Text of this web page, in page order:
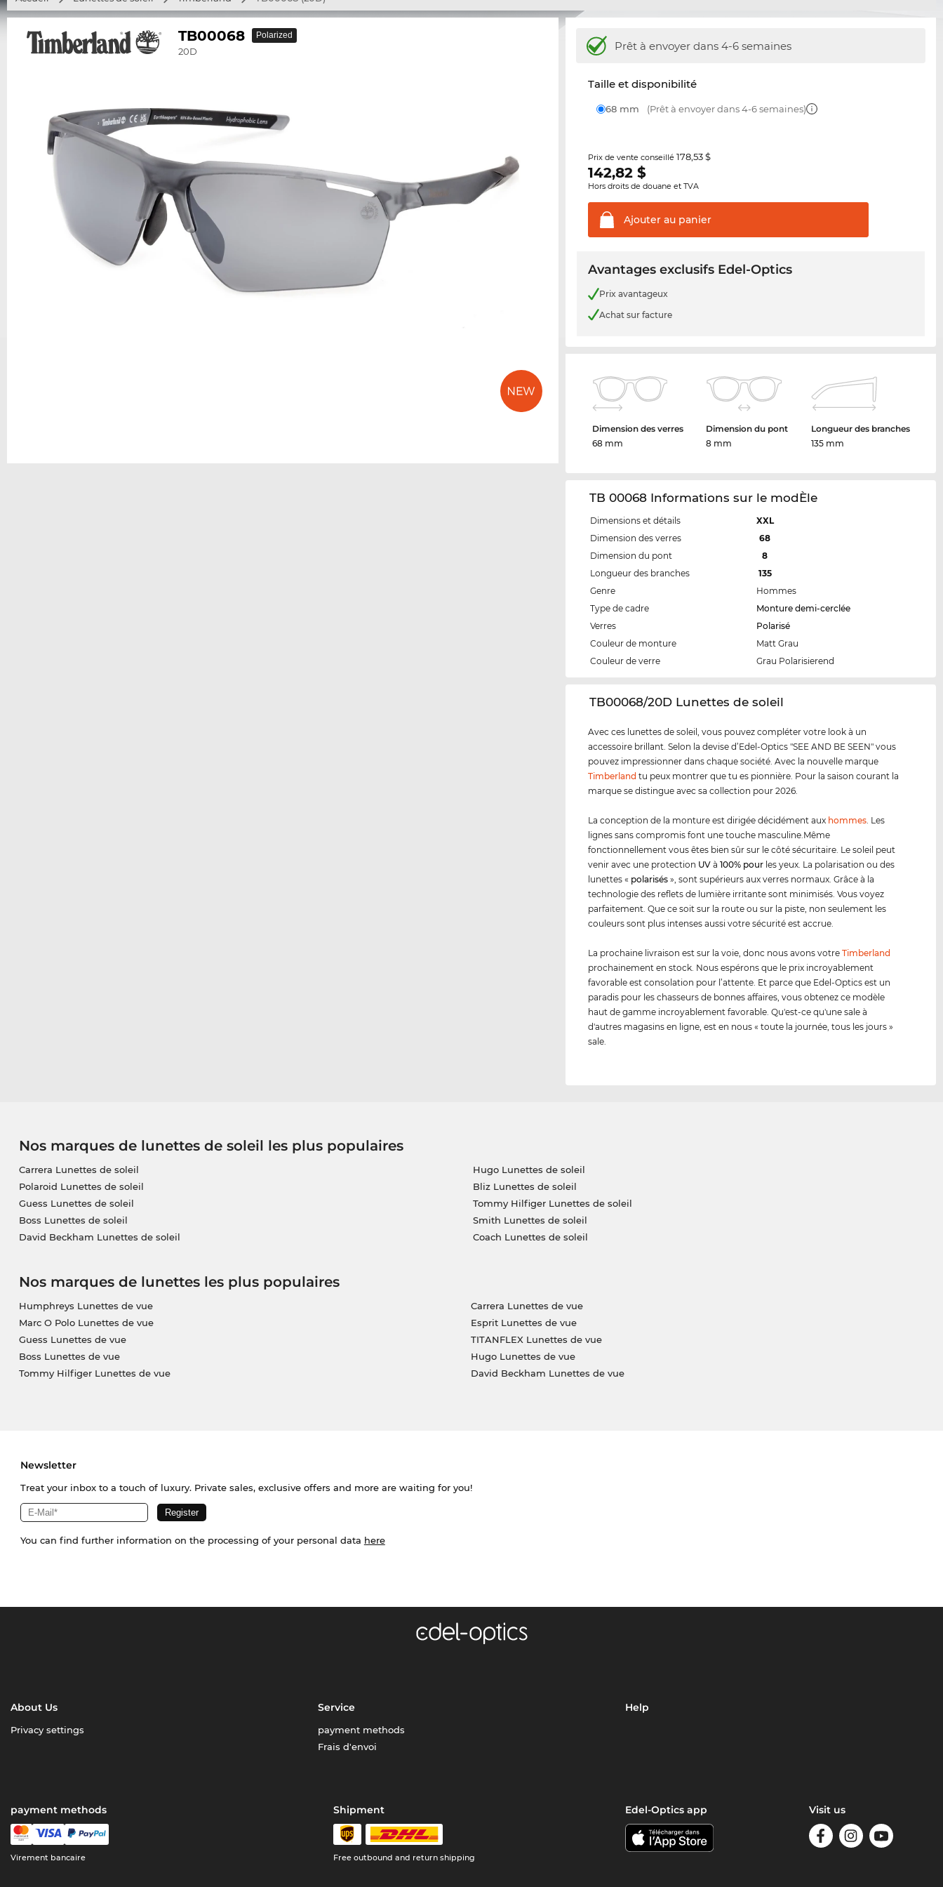
TB00068
20D
Polarized
Prêt à envoyer dans 4-6 semaines
Taille et disponibilité
68 mm (Prêt à envoyer dans 4-6 semaines)
Prix de vente conseillé178,53 $
142,82 $
Hors droits de douane et TVA
Ajouter au panier
Avantages exclusifs Edel-Optics
Prix avantageux
Achat sur facture
Dimension des verres
68 mm
Dimension du pont
8 mm
Longueur des branches
135 mm
TB 00068 Informations sur le modÈle
Dimensions et détails
XXL
Dimension des verres
68
Dimension du pont
8
Longueur des branches
135
Genre
Hommes
Type de cadre
Monture demi-cerclée
Verres
Polarisé
Couleur de monture
Matt Grau
Couleur de verre
Grau Polarisierend
‌TB00068/20D Lunettes de soleil
Avec ces lunettes de soleil, vous pouvez compléter votre look à un
accessoire brillant. Selon la devise d’Edel-Optics "SEE AND BE SEEN" vous
pouvez impressionner dans chaque société. Avec la nouvelle marque
Timberland tu peux montrer que tu es pionnière. Pour la saison courant la
marque se distingue avec sa collection pour 2026.
La conception de la monture est dirigée décidément aux hommes. Les
lignes sans compromis font une touche masculine.Même
fonctionnellement vous êtes bien sûr sur le côté sécuritaire. Le soleil peut
venir avec une protection UV à100% pour les yeux. La polarisation ou des
lunettes « polarisés », sont supérieurs aux verres normaux. Grâce à la
technologie des reflets de lumière irritante sont minimisés. Vous voyez
parfaitement. Que ce soit sur la route ou sur la piste, non seulement les
couleurs sont plus intenses aussi votre sécurité est accrue.
La prochaine livraison est sur la voie, donc nous avons votreTimberland
prochainement en stock. Nous espérons que le prix incroyablement
favorable est consolation pour l’attente. Et parce que Edel-Optics est un
paradis pour les chasseurs de bonnes affaires, vous obtenez ce modèle
haut de gamme incroyablement favorable. Qu'est-ce qu'une sale à
d'autres magasins en ligne, est en nous « toute la journée, tous les jours »
sale.
Nos marques de lunettes de soleil les plus populaires
Carrera Lunettes de soleil
Polaroid Lunettes de soleil
Guess Lunettes de soleil
Boss Lunettes de soleil
David Beckham Lunettes de soleil
Hugo Lunettes de soleil
Bliz Lunettes de soleil
Tommy Hilfiger Lunettes de soleil
Smith Lunettes de soleil
Coach Lunettes de soleil
Nos marques de lunettes les plus populaires
Humphreys Lunettes de vue
Marc O Polo Lunettes de vue
Guess Lunettes de vue
Boss Lunettes de vue
Tommy Hilfiger Lunettes de vue
Carrera Lunettes de vue
Esprit Lunettes de vue
TITANFLEX Lunettes de vue
Hugo Lunettes de vue
David Beckham Lunettes de vue
Newsletter
Treat your inbox to a touch of luxury. Private sales, exclusive offers and more are waiting for you!
You can find further information on the processing of your personal data here
About Us
Privacy settings
Service
payment methods
Frais d'envoi
Help
payment methods
Virement bancaire
Shipment
Free outbound and return shipping
Edel-Optics app Visit us